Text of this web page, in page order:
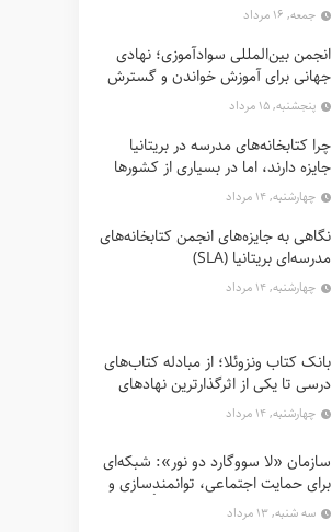
جمعه, ۱۶ مرداد
انجمن بین‌المللی سوادآموزی؛ نهادی
جهانی برای آموزش خواندن و گسترش
حق سواد
پنجشنبه, ۱۵ مرداد
چرا کتابخانه‌های مدرسه در بریتانیا
جایزه دارند، اما در بسیاری از کشورها
نه؟چهارشنبه, ۱۴ مرداد
نگاهی به جایزه‌های انجمن کتابخانه‌های
مدرسه‌ای بریتانیا (SLA)
چهارشنبه, ۱۴ مرداد
بانک کتاب ونزوئلا؛ از مبادله کتاب‌های
درسی تا یکی از اثرگذارترین نهادهای
ترویج خواندن در آمریکای لاتین
چهارشنبه, ۱۴ مرداد
سازمان «لا سووگارد دو نور»: شبکه‌ای
برای حمایت اجتماعی، توانمندسازی و
ترویج فرهنگ (آ. د. اِن. اِس. اُ. آ سابق)
سه شنبه, ۱۳ مرداد